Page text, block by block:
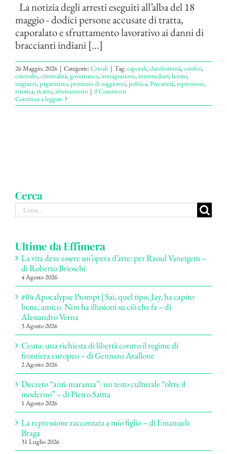
La notizia degli arresti eseguiti all’alba del 18
maggio - dodici persone accusate di tratta,
caporalato e sfruttamento lavorativo ai danni di
braccianti indiani [...]
26 Maggio, 2026 | Categorie:Crinali | Tag:caporali,clandestinità,confini,
controllo,criminalità,governance,immigrazione,intermediari,lavoro,
migranti,pagamento,permesso di soggiorno,politica,Precarietà,repressione,
retorica,ricatto,sfruttamento | 0 Commenti
Continua a leggere
Cerca
Cerca
per:
Ultime da Effimera
La vita deve essere un’opera d’arte: per Raoul Vaneigem –
di Roberto Brioschi
4 Agosto 2026
#04 Apocalypse Prompt | Sai, quel tipo, Jay, ha capito
bene, amico. Non ha illusioni su ciò che fa – di
Alessandro Verna
3 Agosto 2026
Ceuta: una richiesta di libertà contro il regime di
frontiera europeo – di Gennaro Avallone
2 Agosto 2026
Decreto “anti-maranza”: un testo culturale “oltre il
moderno” – di Pietro Saitta
1 Agosto 2026
La repressione raccontata a mio figlio – di Emanuele
Braga
31 Luglio 2026